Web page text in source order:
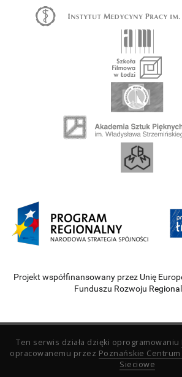
Projekt współfinansowany przez Unię
Funduszu Rozwoju
Ten serwis działa dzięki oprogramowaniu
opracowanemu przez Poznańskie
Sieciowe